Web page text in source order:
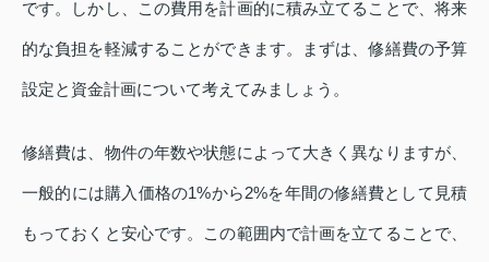
です。しかし、この費用を計画的に積み立てることで、将来
的な負担を軽減することができます。まずは、修繕費の予算
設定と資金計画について考えてみましょう。
修繕費は、物件の年数や状態によって大きく異なりますが、
一般的には購入価格の1%から2%を年間の修繕費として見積
もっておくと安心です。この範囲内で計画を立てることで、